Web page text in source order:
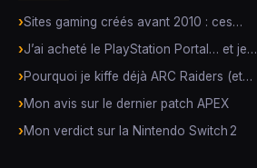
Sites gaming créés avant 2010 : ces…
J’ai acheté le PlayStation Portal… et je…
Pourquoi je kiffe déjà ARC Raiders (et…
Mon avis sur le dernier patch APEX
Mon verdict sur la Nintendo Switch 2